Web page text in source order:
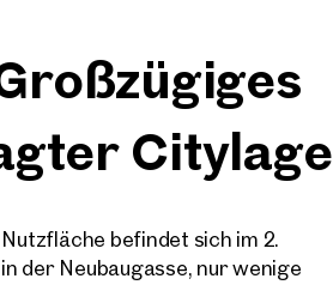
Citylage
befindet sich im 2.
der Neubaugasse, nur wenige